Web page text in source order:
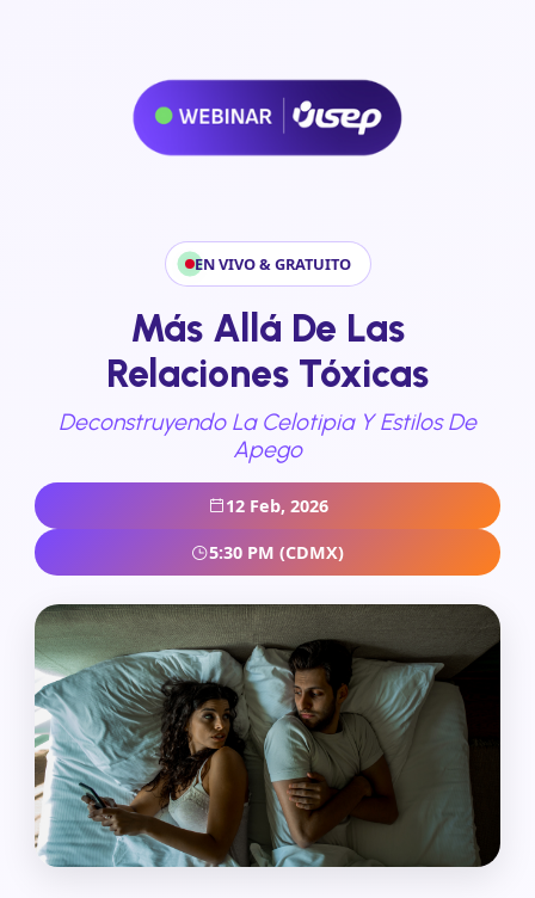
EN VIVO & GRATUITO
Más Allá De Las
Relaciones Tóxicas
Deconstruyendo La Celotipia Y Estilos De
Apego
12 Feb, 2026
5:30 PM (CDMX)